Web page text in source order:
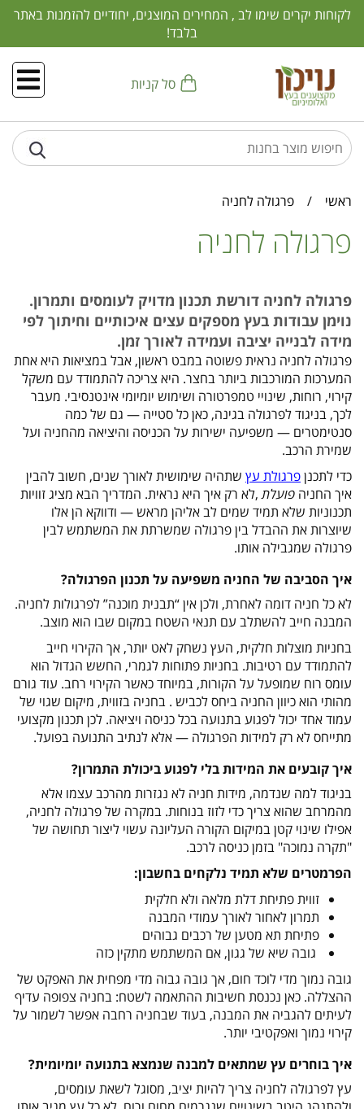
לקוחות יקרים שימו לב , המחירים המוצגים, יחודיים להזמנות באתר
בלבד!
סל קניות
ראשי / פרגולה לחניה
פרגולה לחניה
פרגולה לחניה דורשת תכנון מדויק לעומסים ותמרון.
נוימן עבודות בעץ מספקים עצים איכותיים וחיתוך לפי
מידה לבנייה יציבה ועמידה לאורך זמן.
פרגולה לחניה נראית פשוטה במבט ראשון, אבל במציאות היא אחת
המערכות המורכבות ביותר בחצר. היא צריכה להתמודד עם משקל
קירוי, רוחות, שינויי טמפרטורה ושימוש יומיומי אינטנסיבי. מעבר
לכך, בניגוד לפרגולה בגינה, כאן כל סטייה — גם של כמה
סנטימטרים — משפיעה ישירות על הכניסה והיציאה מהחניה ועל
שמירת הרכב.
כדי לתכנןפרגולת עץשתהיה שימושית לאורך שנים, חשוב להבין
איך החניה פועלת,לא רק איך היא נראית. המדריך הבא מציג זוויות
תכנוניות שלא תמיד שמים לב אליהן מראש — ודווקא הן אלו
שיוצרות את ההבדל בין פרגולה שמשרתת את המשתמש לבין
פרגולה שמגבילה אותו.
איך הסביבה של החניה משפיעה על תכנון הפרגולה?
לא כל חניה דומה לאחרת, ולכן אין “תבנית מוכנה” לפרגולות לחניה.
המבנה חייב להשתלב עם תנאי השטח במקום שבו הוא מוצב.
בחניות מוצלות חלקית, העץ נשחק לאט יותר, אך הקירוי חייב
להתמודד עם רטיבות. בחניות פתוחות לגמרי, החשש הגדול הוא
עומס רוח שמופעל על הקורות, במיוחד כאשר הקירוי רחב. עוד גורם
מהותי הוא כיוון החניה ביחס לכביש. בחניה בזווית, מיקום שגוי של
עמוד אחד יכול לפגוע בתנועה בכל כניסה ויציאה. לכן תכנון מקצועי
מתייחס לא רק למידות הפרגולה — אלא לנתיב התנועה בפועל.
איך קובעים את המידות בלי לפגוע ביכולת התמרון?
בניגוד למה שנדמה, מידות חניה לא נגזרות מהרכב עצמו אלא
מהמרחב שהוא צריך כדי לזוז בנוחות. במקרה של פרגולה לחניה,
אפילו שינוי קטן במיקום הקורה העליונה עשוי ליצור תחושה של
"תקרה נמוכה" בזמן כניסה לרכב.
הפרמטרים שלא תמיד נלקחים בחשבון:
זווית פתיחת דלת מלאה ולא חלקית
תמרון לאחור לאורך עמודי המבנה
פתיחת תא מטען של רכבים גבוהים
גובה שיא של גגון, אם המשתמש מתקין כזה
גובה נמוך מדי לוכד חום, אך גובה גבוה מדי מפחית את האפקט של
ההצללה. כאן נכנסת חשיבות ההתאמה לשטח: בחניה צפופה עדיף
לעיתים להגביה את המבנה, בעוד שבחניה רחבה אפשר לשמור על
קירוי נמוך ואפקטיבי יותר.
איך בוחרים עץ שמתאים למבנה שנמצא בתנועה יומיומית?
עץ לפרגולה לחניה צריך להיות יציב, מסוגל לשאת עומסים,